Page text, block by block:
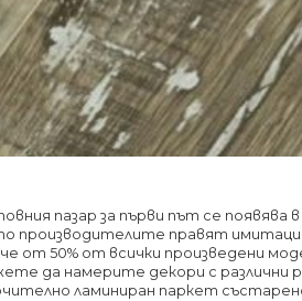
пазар за първи път се появява
производителите правят
от 50% от всички произведени
да намерите декори с различни
ламиниран паркет